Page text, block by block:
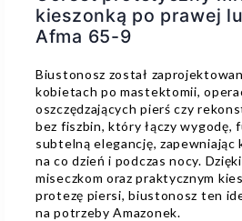
kieszonką po prawej
Afma 65-9
Biustonosz został
kobietach po mastektomii,
oszczędzających pierś czy
bez fiszbin, który łączy wygodę,
subtelną elegancję, zapewniając
na co dzień i podczas nocy.
miseczkom oraz praktycznym
protezę piersi, biustonosz ten
na potrzeby Amazonek.